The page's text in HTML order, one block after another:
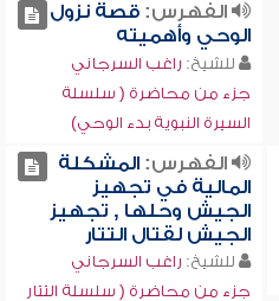
الفهرس:قصة نزول
الوحي وأهميته
للشيخ: راغب السرجاني
جزء من محاضرة ( سلسلة
السيرة النبوية بدء الوحي)
الفهرس:المشكلة
المالية في تجهيز
الجيش وحلها , تجهيز
الجيش لقتال التتار
للشيخ: راغب السرجاني
جزء من محاضرة ( سلسلة التتار